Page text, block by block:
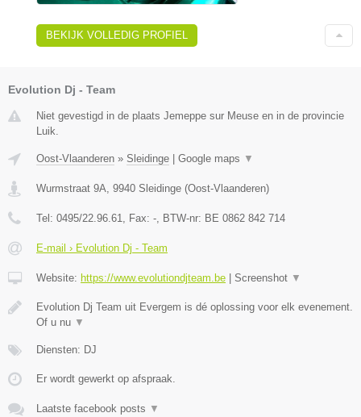
BEKIJK VOLLEDIG PROFIEL
Evolution Dj - Team
Niet gevestigd in de plaats Jemeppe sur Meuse en in de provincie
Luik.
Oost-Vlaanderen » Sleidinge Google maps ▼
Wurmstraat 9A 9940 Sleidinge (Oost-Vlaanderen)
Tel: 0495/22.96.61 , Fax: - , BTW-nr: BE 0862 842 714
E-mail › Evolution Dj - Team
Website: https://www.evolutiondjteam.be Screenshot ▼
Evolution Dj Team uit Evergem is dé oplossing voor elk evenement.
Of u nu ▼
Diensten: DJ
Er wordt gewerkt op afspraak.
Laatste facebook posts ▼